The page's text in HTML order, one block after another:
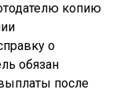
копию
о
обязан
после